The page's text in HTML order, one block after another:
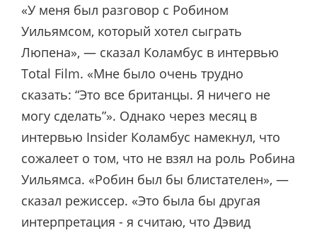
«У меня был разговор с Робином
Уильямсом, который хотел сыграть
Люпена», — сказал Коламбус в интервью
Total Film. «Мне было очень трудно
сказать: “Это все британцы. Я ничего не
могу сделать”». Однако через месяц в
интервью Insider Коламбус намекнул, что
сожалеет о том, что не взял на роль Робина
Уильямса. «Робин был бы блистателен», —
сказал режиссер. «Это была бы другая
интерпретация - я считаю, что Дэвид